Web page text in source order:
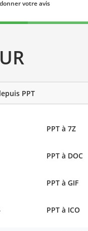
votre avis
PPT
PPT à 7Z
PPT à DOC
PPT à GIF
PPT à ICO